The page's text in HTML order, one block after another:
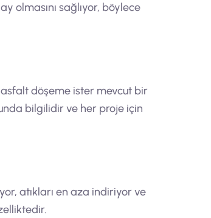
olmasını sağlıyor, böylece
döşeme ister mevcut bir
bilgilidir ve her proje için
atıkları en aza indiriyor ve